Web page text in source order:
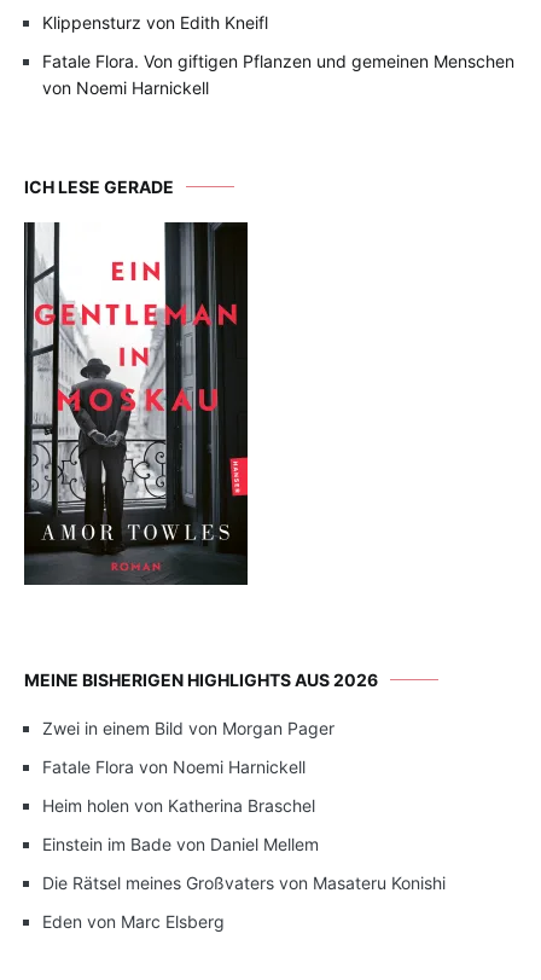
Klippensturz von Edith Kneifl
Fatale Flora. Von giftigen Pflanzen und gemeinen Menschen
von Noemi Harnickell
ICH LESE GERADE
MEINE BISHERIGEN HIGHLIGHTS AUS 2026
Zwei in einem Bild von Morgan Pager
Fatale Flora von Noemi Harnickell
Heim holen von Katherina Braschel
Einstein im Bade von Daniel Mellem
Die Rätsel meines Großvaters von Masateru Konishi
Eden von Marc Elsberg